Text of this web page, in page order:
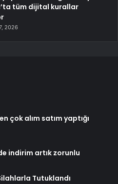
tüm dijital kurallar
2026
çok alım satım yaptığı
indirim artık zorunlu
Tutuklandı